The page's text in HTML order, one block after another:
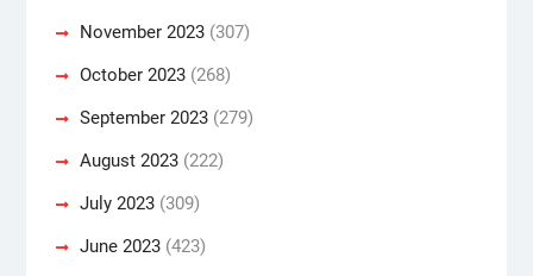
November 2023(307)
October 2023(268)
September 2023(279)
August 2023(222)
July 2023(309)
June 2023(423)